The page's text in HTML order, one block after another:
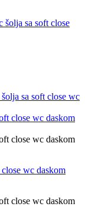
sa soft close
wc daskom